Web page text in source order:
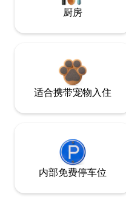
厨房
适合携带宠物入住
内部免费停车位